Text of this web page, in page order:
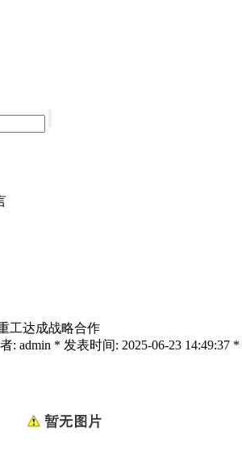
工达成战略合作
: admin * 发表时间: 2025-06-23 14:49:37 *